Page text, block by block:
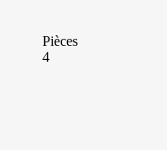
Pièces
4